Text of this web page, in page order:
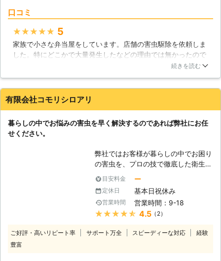
くのお客様から高い評価をいただいて
おります。これからも、お客様に満足
いただけるよう努めてまいります。
はじゅうたん、ベッド、枕、布団、ソ
ファーに多くいます。このダニが大量
に発生してしまうと体や死骸、糞が人
間のアレルギーの発生原になってしま
うのです。ですが、人を刺してしまう
ニによる被害】 では、このダニによ
ってどんな被害に遭うのでしょうか。
にアレルギーの原因となる唾液を人間
に注入します。酷い場合だとその唾液
によってウィルスに感染してしまい、
重い病気にかかってしまうこともあり
ます。こんな被害を与えてくるダニは
すぐに駆除してしまうことをおススメ
します。駆除する際には是非当社にお
口コミ
★★★★★ 5
家族で小さな弁当屋をしています。店舗の害虫駆除を依頼しま
した。特にどこかで大量発生したなどの理由では無かったので
すが、清掃業者を入れることになりせっかくきれいにするので
ていてすべてお任せできたので良かったともいます。小さな気
になることもしっかり対応してくれて細かなサービスも任せら
鹿児島県 姶良郡湧水町
続きを読む
有限会社コモリシロアリ
暮らしの中でお悩みの害虫を早く解決するのであれば弊社にお任
せください。
弊社ではお客様が暮らしの中でお困り
の害虫を、プロの技で徹底した衛生害
虫駆除で解決します。 害虫が出てき
て即座にとる行動としては、市販の殺
虫剤などを活用した退治ですが、繰り
返し出てくる手ごわさがあるのも害虫
です。 困ったことはネット検索で解
うに害虫が退散してくれないなど、一
目安料金 ー
定休日 基本日祝休み
営業時間 営業時間：9-18
★★★★★ 4.5（2）
ご好評・高いリピート率 サポート万全 スピーディーな対応
経験
豊富